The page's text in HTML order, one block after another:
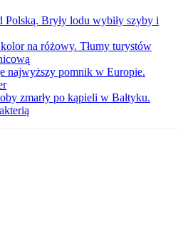
Polską. Bryły lodu wybiły szyby i
na różowy. Tłumy turystów
najwyższy pomnik w Europie.
zmarły po kąpieli w Bałtyku.